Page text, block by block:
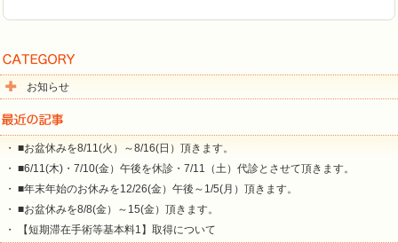
お知らせ
・ ■お盆休みを8/11(火）～8/16(日）頂きます。
・ ■6/11(木)・7/10(金）午後を休診・7/11（土）代診とさせて頂きます。
・ ■年末年始のお休みを12/26(金）午後～1/5(月）頂きます。
・ ■お盆休みを8/8(金）～15(金）頂きます。
・ 【短期滞在手術等基本料1】取得について